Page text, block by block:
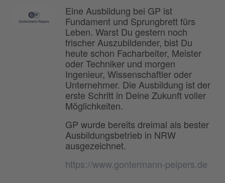
Eine Ausbildung bei GP ist
Fundament und Sprungbrett fürs
Leben. Warst Du gestern noch
frischer Auszubildender, bist Du
heute schon Facharbeiter, Meister
oder Techniker und morgen
Ingenieur, Wissenschaftler oder
Unternehmer. Die Ausbildung ist der
erste Schritt in Deine Zukunft voller
Möglichkeiten.
GP wurde bereits dreimal als bester
Ausbildungsbetrieb in NRW
ausgezeichnet.
https://www.gontermann-peipers.de